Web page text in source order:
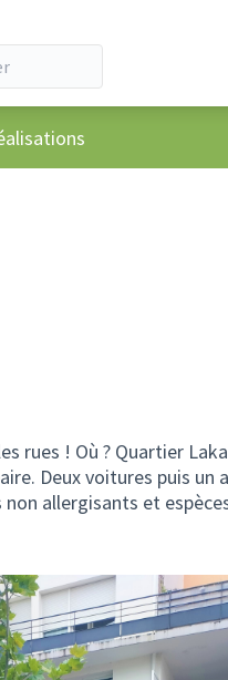
rues ! Où ? Quartier
Deux voitures puis un
non allergisants et